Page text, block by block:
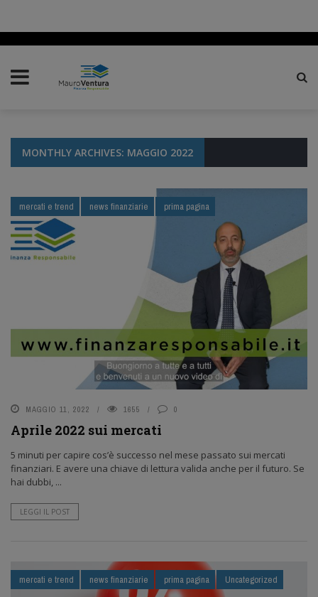
MONTHLY ARCHIVES: MAGGIO 2022
mercati e trend news finanziarie prima pagina
MAGGIO 11, 2022 1655 0
Aprile 2022 sui mercati
5 minuti per capire cos’è successo nel mese passato sui mercati
finanziari. E avere una chiave di lettura valida anche per il futuro. Se
hai dubbi, ...
LEGGI IL POST
mercati e trend news finanziarie prima pagina Uncategorized